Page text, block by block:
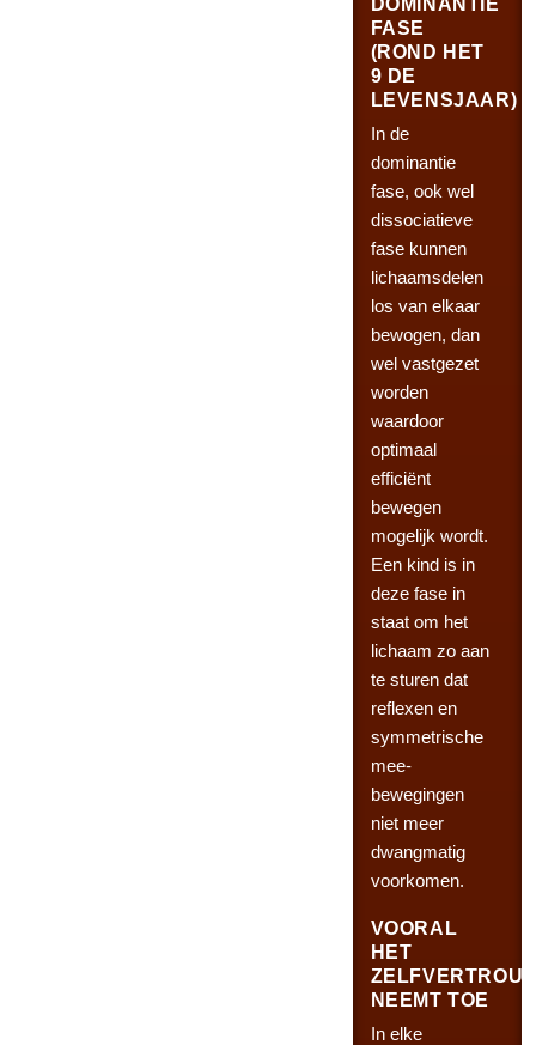
FASE
(ROND HET
9 DE
LEVENSJAAR)
In de
dominantie
fase, ook wel
dissociatieve
fase kunnen
lichaamsdelen
los van elkaar
bewogen, dan
wel vastgezet
worden
waardoor
optimaal
efficiënt
bewegen
mogelijk wordt.
Een kind is in
deze fase in
staat om het
lichaam zo aan
te sturen dat
reflexen en
symmetrische
mee-
bewegingen
niet meer
dwangmatig
voorkomen.
VOORAL
HET
NEEMT TOE
In elke